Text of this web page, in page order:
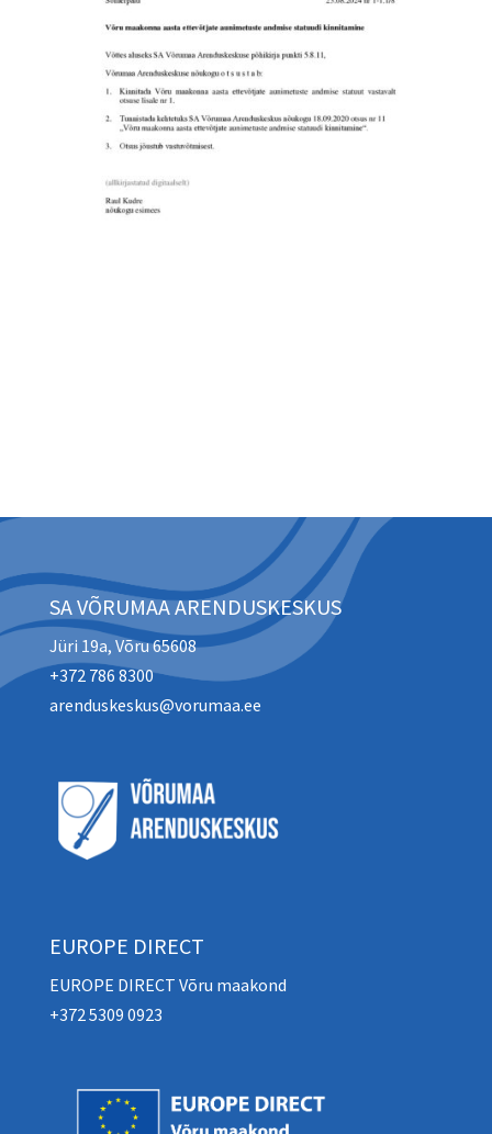
SA VÕRUMAA ARENDUSKESKUS
Jüri 19a, Võru 65608
+372 786 8300
arenduskeskus@vorumaa.ee
EUROPE DIRECT
EUROPE DIRECT Võru maakond
+372 5309 0923